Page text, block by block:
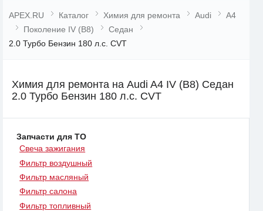
APEX.RU Каталог Химия для ремонта Audi
A4
Поколение IV (B8)
Седан
2.0 Турбо Бензин 180 л.с. CVT
Химия для ремонта на Audi A4 IV (B8) Седан
2.0 Турбо Бензин 180 л.с. CVT
Запчасти для ТО
Свеча зажигания
Фильтр воздушный
Фильтр масляный
Фильтр салона
Фильтр топливный